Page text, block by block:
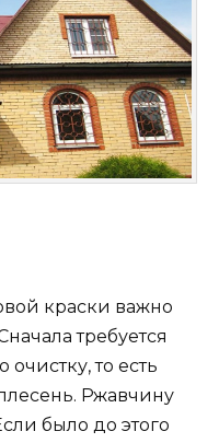
краски важно
требуется
то есть
Ржавчину
было до этого